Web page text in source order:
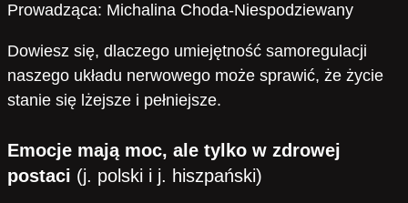
Prowadząca: Michalina Choda-Niespodziewany
Dowiesz się, dlaczego umiejętność samoregulacji
naszego układu nerwowego może sprawić, że życie
stanie się lżejsze i pełniejsze.
Emocje mają moc, ale tylko w zdrowej
postaci (j. polski i j. hiszpański)